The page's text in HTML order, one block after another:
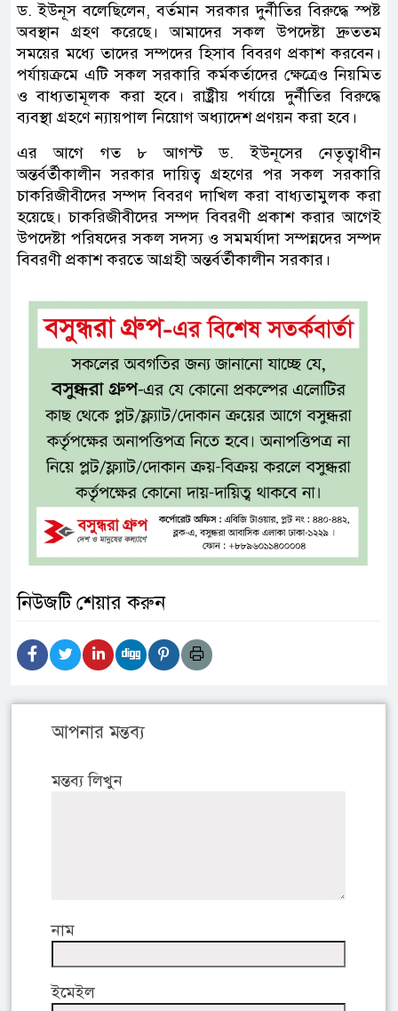
ড. ইউনূস বলেছিলেন, বর্তমান সরকার দুর্নীতির বিরুদ্ধে স্পষ্ট
অবস্থান গ্রহণ করেছে। আমাদের সকল উপদেষ্টা দ্রুততম
সময়ের মধ্যে তাদের সম্পদের হিসাব বিবরণ প্রকাশ করবেন।
পর্যায়ক্রমে এটি সকল সরকারি কর্মকর্তাদের ক্ষেত্রেও নিয়মিত
ও বাধ্যতামূলক করা হবে। রাষ্ট্রীয় পর্যায়ে দুর্নীতির বিরুদ্ধে
ব্যবস্থা গ্রহণে ন্যায়পাল নিয়োগ অধ্যাদেশ প্রণয়ন করা হবে।
এর আগে গত ৮ আগস্ট ড. ইউনূসের নেতৃত্বাধীন
অন্তর্বর্তীকালীন সরকার দায়িত্ব গ্রহণের পর সকল সরকারি
চাকরিজীবীদের সম্পদ বিবরণ দাখিল করা বাধ্যতামুলক করা
হয়েছে। চাকরিজীবীদের সম্পদ বিবরণী প্রকাশ করার আগেই
উপদেষ্টা পরিষদের সকল সদস্য ও সমমর্যাদা সম্পন্নদের সম্পদ
বিবরণী প্রকাশ করতে আগ্রহী অন্তর্বর্তীকালীন সরকার।
নিউজটি শেয়ার করুন
আপনার মন্তব্য
মন্তব্য লিখুন
নাম
ইমেইল